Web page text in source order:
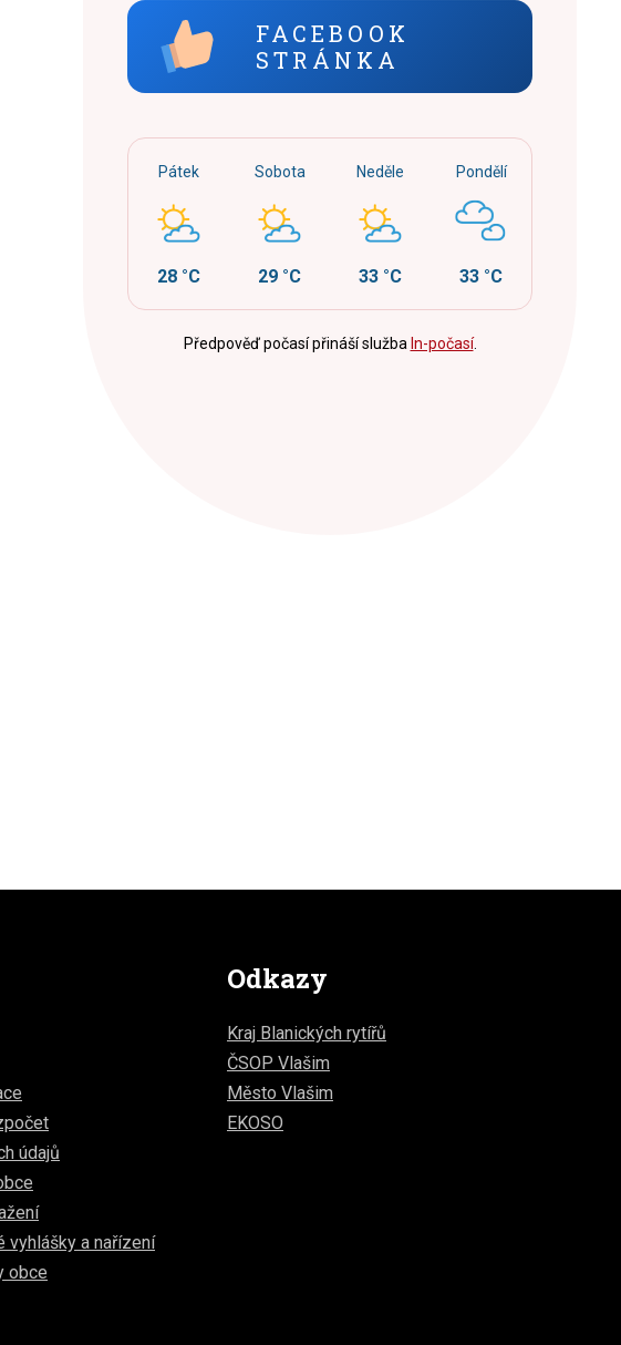
FACEBOOK
STRÁNKA
Pátek
28 °C
Sobota
29 °C
Neděle
33 °C
Pondělí
33 °C
Předpověď počasí přináší služba In-počasí.
údajů
vyhlášky a nařízení
obce
Odkazy
Kraj Blanických rytířů
ČSOP Vlašim
Město Vlašim
EKOSO